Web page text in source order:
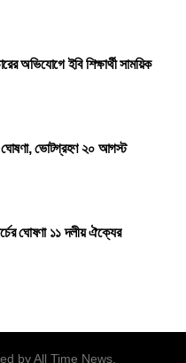
অভিযোগে ইবি শিক্ষার্থী সাময়িক
ঘোষণা, ভোটগ্রহণ ২০ আগস্ট
ঘোষণা ১১ দলীয় ঐক্যের
by All Time News.